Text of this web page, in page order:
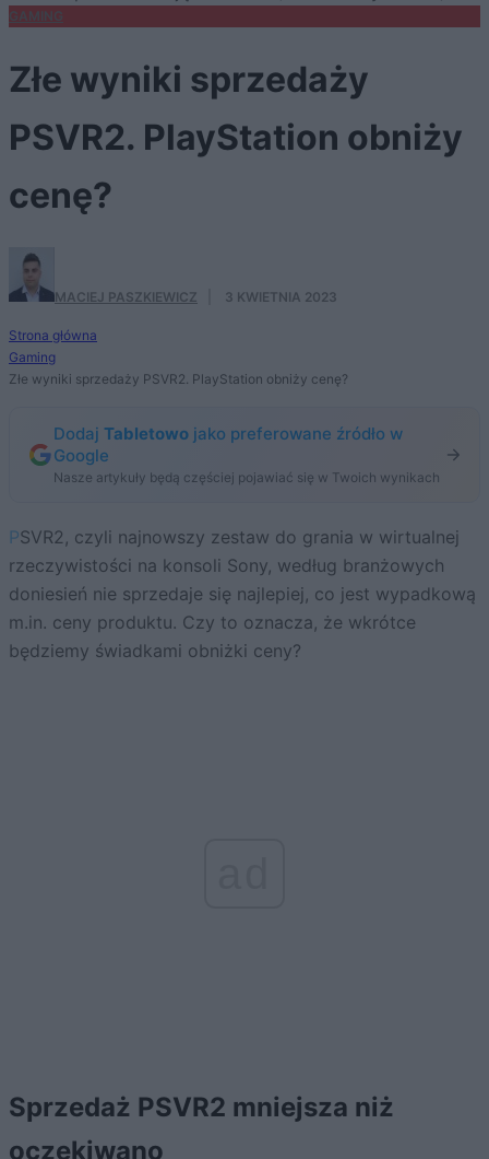
Złe wyniki sprzedaży
PSVR2. PlayStation obniży
cenę?
MACIEJ PASZKIEWICZ 3 KWIETNIA 2023
Strona główna
Gaming
Złe wyniki sprzedaży PSVR2. PlayStation obniży cenę?
Dodaj Tabletowo jako preferowane źródło w
Google
Nasze artykuły będą częściej pojawiać się w Twoich wynikach
PSVR2, czyli najnowszy zestaw do grania w wirtualnej
rzeczywistości na konsoli Sony, według branżowych
doniesień nie sprzedaje się najlepiej, co jest wypadkową
m.in. ceny produktu. Czy to oznacza, że wkrótce
będziemy świadkami obniżki ceny?
Sprzedaż PSVR2 mniejsza niż
oczekiwano